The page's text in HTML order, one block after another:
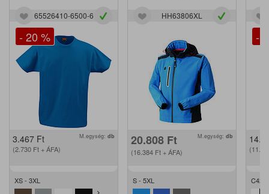
65526410-6500-6
- 20 %
3.467 Ft
(2.730 Ft + ÁFA)
M.egység: db
XS - 3XL
HH63806XL
20.808 Ft
(16.384 Ft + ÁFA)
M.egység: db
S - 5XL
-
C42 -